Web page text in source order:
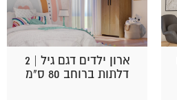
ארון ילדים דגם גיל | 2
דלתות ברוחב 80 ס"מ